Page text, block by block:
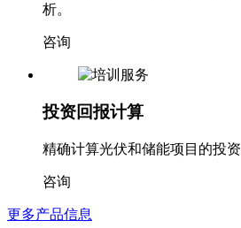
析。
咨询
投资回报计算
精确计算光伏和储能项目的投
咨询
更多产品信息